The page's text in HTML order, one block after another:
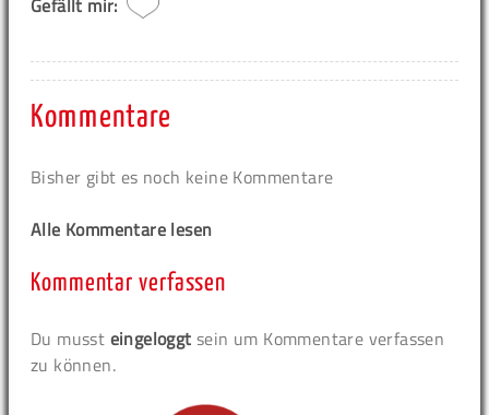
Kommentare
Bisher gibt es noch keine Kommentare
Alle Kommentare lesen
Kommentar verfassen
Du musst eingeloggt sein um Kommentare verfassen
zu können.